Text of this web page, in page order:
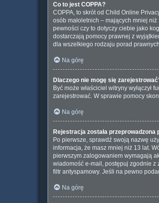
Co to jest COPPA?
COPPA, to skrót od Child Online
osób małoletnich – mających mniej
pewności czy to dotyczy ciebie jako
dostarczają pomocy prawnej z
dla wszelkiego rodzaju porad
Na górę
Dlaczego nie mogę się
Być może właściciel witryny wyłączył
zarejestrować. W sprawie pomocy
Na górę
Rejestracja została przeprowadzona
Po pierwsze, sprawdź swoją nazwę
informacja, że masz mniej niż 13 lat.
pierwszym zalogowaniem wymagają
wiadomość e-mail, postępuj zgodnie z
filtr antyspamowy. Jeśli na pewno
Na górę